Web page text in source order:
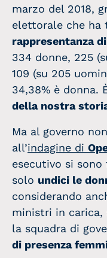
marzo del 2018,
elettorale che ha
rappresentanza
334 donne, 225
109 (su 205
34,38% è donna.
della nostra
Ma al governo
all’indagine di
esecutivo si
solo undici le
considerando
ministri in carica,
la squadra di
di presenza